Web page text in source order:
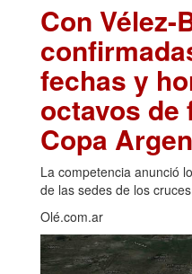
Con Vélez-
fechas y
octavos de
Copa
La competencia anunció
de las sedes de los
Olé.com.ar